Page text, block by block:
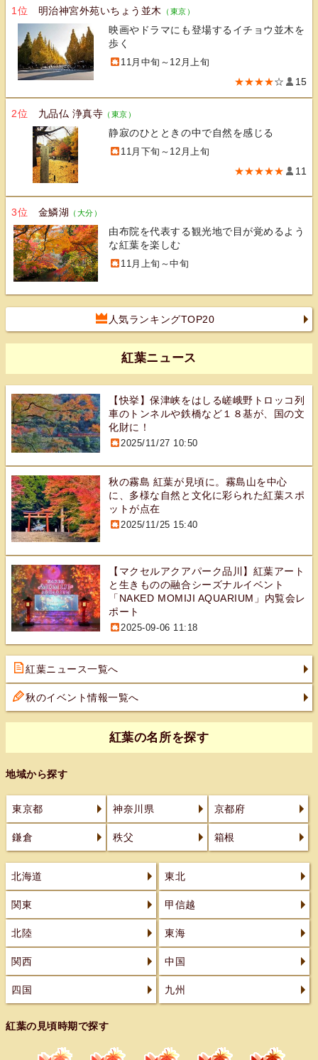
1位 明治神宮外苑いちょう並木 （東京）
映画やドラマにも登場するイチョウ並木を
歩く
11月中旬～12月上旬
★★★★☆ 15
2位 九品仏 浄真寺 （東京）
静寂のひとときの中で自然を感じる
11月下旬～12月上旬
★★★★★ 11
3位 金鱗湖 （大分）
由布院を代表する観光地で目が覚めるよう
な紅葉を楽しむ
11月上旬～中旬
人気ランキングTOP20
紅葉ニュース
【快挙】保津峡をはしる嵯峨野トロッコ列
車のトンネルや鉄橋など１８基が、国の文
化財に！
2025/11/27 10:50
秋の霧島 紅葉が見頃に。霧島山を中心
に、多様な自然と文化に彩られた紅葉スポ
ットが点在
2025/11/25 15:40
【マクセルアクアパーク品川】紅葉アート
と生きものの融合シーズナルイベント
「NAKED MOMIJI AQUARIUM」内覧会レ
ポート
2025-09-06 11:18
紅葉ニュース一覧へ
秋のイベント情報一覧へ
紅葉の名所を探す
地域から探す
東京都 神奈川県 京都府
鎌倉 秩父 箱根
北海道 東北
関東 甲信越
北陸 東海
関西 中国
四国 九州
紅葉の見頃時期で探す